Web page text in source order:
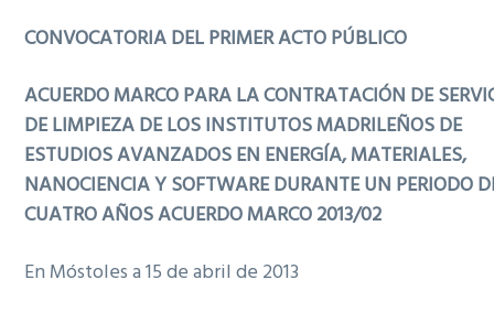
CONVOCATORIA DEL PRIMER ACTO PÚBLICO
ACUERDO MARCO PARA LA CONTRATACIÓN DE
DE LIMPIEZA DE LOS INSTITUTOS MADRILEÑOS DE
ESTUDIOS AVANZADOS EN ENERGÍA, MATERIALES,
NANOCIENCIA Y SOFTWARE DURANTE UN PERIODO
CUATRO AÑOS ACUERDO MARCO 2013/02
En Móstoles a 15 de abril de 2013